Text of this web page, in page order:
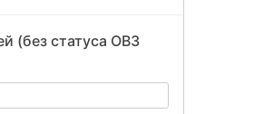
(без статуса ОВЗ